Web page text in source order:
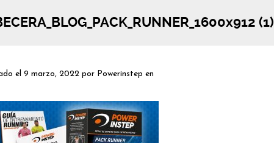
(1)
el 9 marzo, 2022 por Powerinstep en